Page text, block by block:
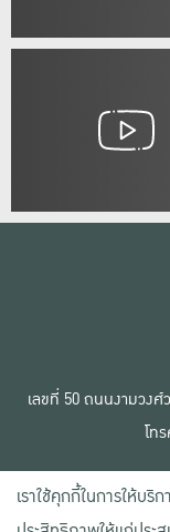
เลขที่ 50 ถนนงามวงศ์
โท
เราใช้คุกกี้ในการให้บริ